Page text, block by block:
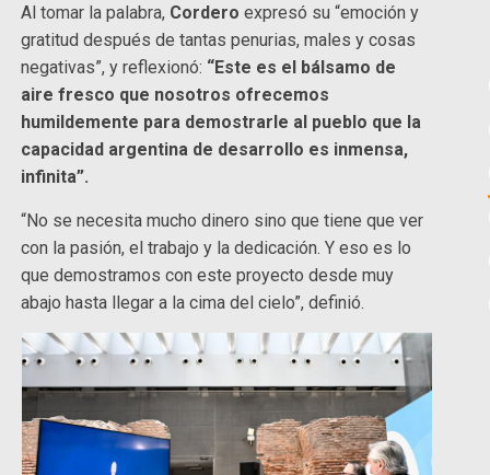
Al tomar la palabra, Cordero expresó su “emoción y
gratitud después de tantas penurias, males y cosas
negativas”, y reflexionó: “Este es el bálsamo de
aire fresco que nosotros ofrecemos
humildemente para demostrarle al pueblo que la
capacidad argentina de desarrollo es inmensa,
infinita”.
“No se necesita mucho dinero sino que tiene que ver
con la pasión, el trabajo y la dedicación. Y eso es lo
que demostramos con este proyecto desde muy
abajo hasta llegar a la cima del cielo”, definió.